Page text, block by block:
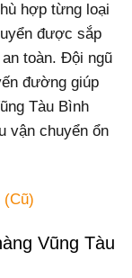
hợp từng loại
được sắp
toàn. Đội ngũ
đường giúp
Tàu Bình
vận chuyển ổn
(Cũ)
Vũng Tàu